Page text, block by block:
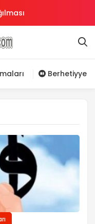
mi?
zikretmesi
Berhetiyye